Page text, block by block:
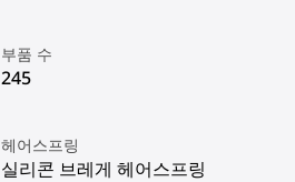
부품 수
245
헤어스프링
실리콘 브레게 헤어스프링